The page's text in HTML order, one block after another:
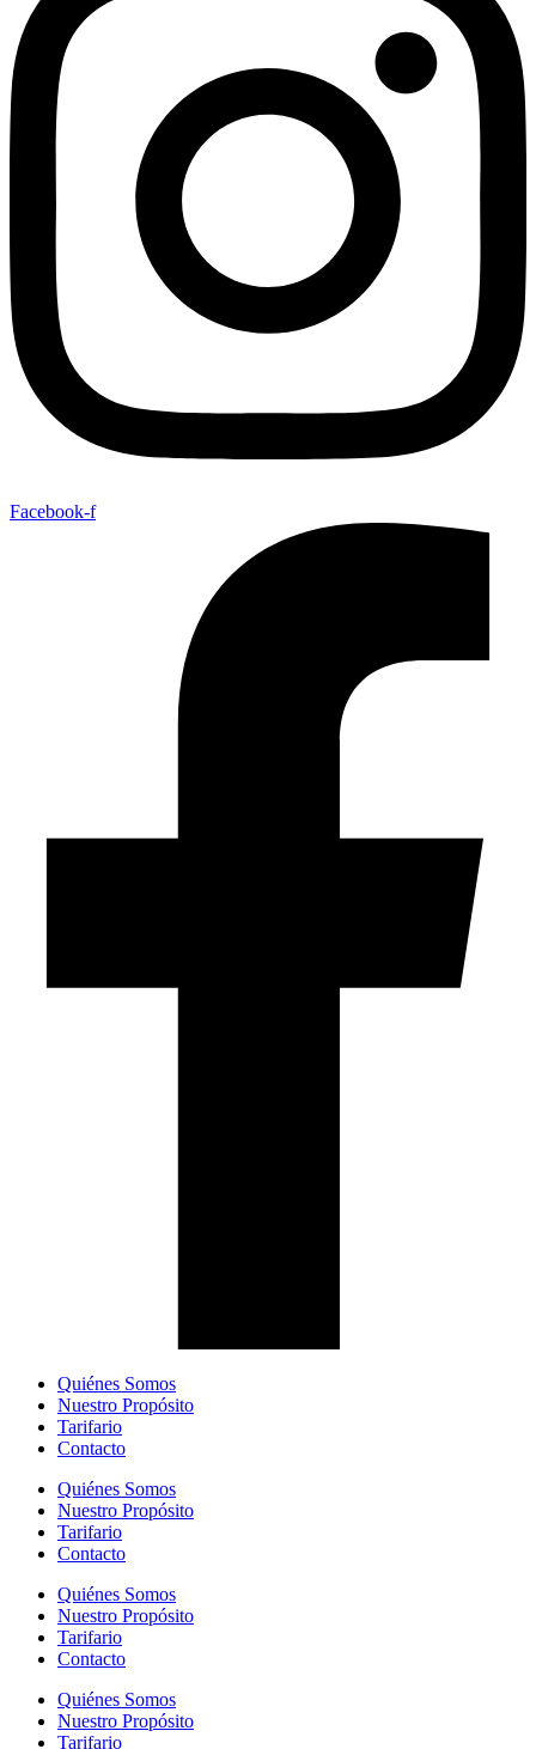
Facebook-f
Quiénes Somos
Nuestro Propósito
Tarifario
Contacto
Quiénes Somos
Nuestro Propósito
Tarifario
Contacto
Quiénes Somos
Nuestro Propósito
Tarifario
Contacto
Quiénes Somos
Nuestro Propósito
Tarifario